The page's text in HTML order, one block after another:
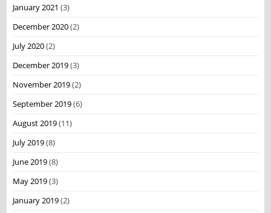
January 2021 (3)
December 2020(2)
July 2020(2)
December 2019(3)
November 2019(2)
September 2019(6)
August 2019(11)
July 2019(8)
June 2019(8)
May 2019(3)
January 2019(2)